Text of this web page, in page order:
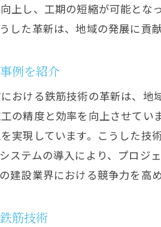
鉄
上し、工期の短縮が可能と
した革新は、地域の発展に貢
例を紹介
おける鉄筋技術の革新は、
の精度と効率を向上させて
実現しています。こうした
ステムの導入により、プロジ
建設業界における競争力を高
筋技術